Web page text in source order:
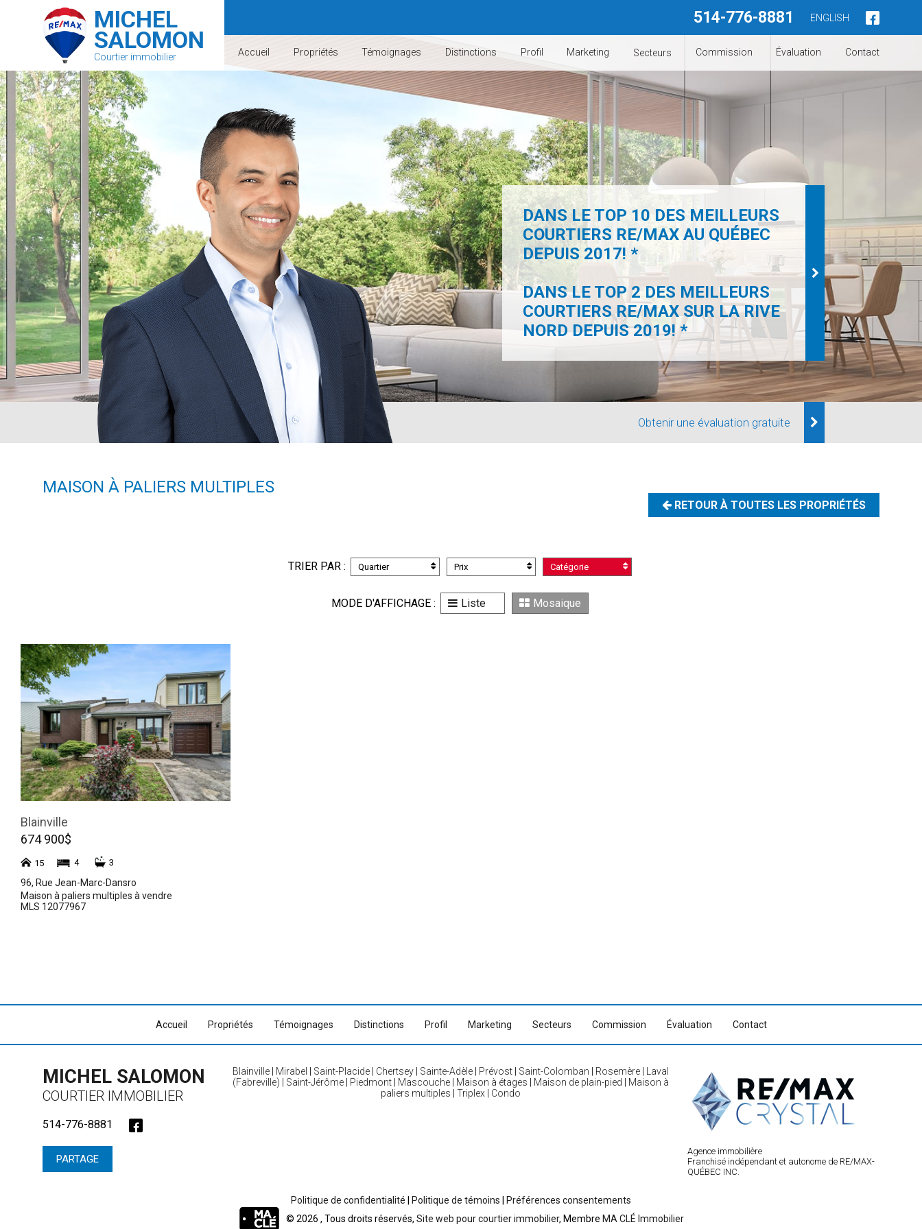
MICHEL
SALOMON
Courtier immobilier
514-776-8881 ENGLISH
Accueil Propriétés Témoignages Distinctions Profil Marketing Secteurs Commission Évaluation Contact
DANS LE TOP 10 DES MEILLEURS
COURTIERS RE/MAX AU QUÉBEC
DEPUIS 2017! *
DANS LE TOP 2 DES MEILLEURS
COURTIERS RE/MAX SUR LA RIVE
NORD DEPUIS 2019! *
Obtenir une évaluation gratuite
MAISON À PALIERS MULTIPLES
RETOUR À TOUTES LES PROPRIÉTÉS
TRIER PAR : Quartier Prix Catégorie
MODE D'AFFICHAGE : Liste Mosaique
Blainville
674 900$
15 4 3
96, Rue Jean-Marc-Dansro
Maison à paliers multiples à vendre
MLS 12077967
Accueil Propriétés Témoignages Distinctions Profil Marketing Secteurs Commission Évaluation Contact
MICHEL SALOMON
COURTIER IMMOBILIER
514-776-8881
PARTAGE
Blainville Mirabel Saint-Placide Chertsey Sainte-Adèle Prévost Saint-Colomban Rosemère
Laval
(Fabreville)
Saint-Jérôme Piedmont Mascouche Maison à étages Maison de plain-pied
Maison à
paliers multiples
Triplex Condo
Agence immobilière
Franchisé indépendant et autonome de RE/MAX-
QUÉBEC INC.
Politique de confidentialité Politique de témoins
Préférences consentements
© 2026 , Tous droits réservés, Site web pour courtier immobilier, Membre MA CLÉ Immobilier